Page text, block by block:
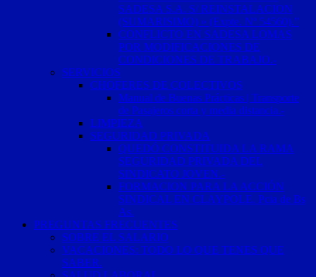
SADESA S.A. S/ REINSTALACION
(SUMARISIMO) » (Expte. Nº 54560).”
CONFLICTO EN SADESA LOMAS
POR MODIFICACIONES DE
CONDICIONES DE TRABAJO.-
SERVICIOS
CHOFERES DE COLECTIVOS
Manual de Buenas Prácticas | Transporte
de Pasajeros corta y media distancia.-
LIMPIEZA
SEGURIDAD PRIVADA
QUEDÓ CONSTITUIDA LA RAMA
SEGURIDAD PRIVADA DEL
SINDICATO JOVEN.-
FORMACION PARA LA ACCIÓN
SINDICAL EN CLAYPOLE. Pcia de Bs
As.
PREGUNTAS FRECUENTES
SOBRE EL SALARIO
VACACIONES: TODO LO QUE TENES QUE
SABER.